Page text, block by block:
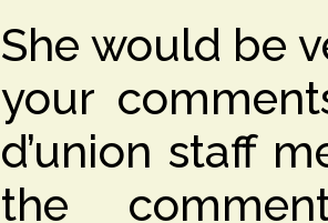
She would be
your
d’union staff
the